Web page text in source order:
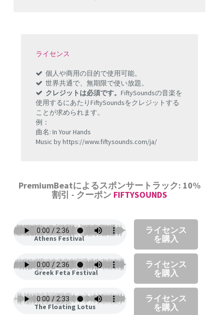
ライセンス
個人や商用の目的で使用可能。
世界共通で、無期限で使い放題。
クレジットは必須です。 FiftySoundsの音楽を
使用するにあたりFiftySoundsをクレジットする
ことが求められます。
例：
曲名: In Your Hands
Music by https://www.fiftysounds.com/ja/
PremiumBeatによるスポンサートラック: 10%
割引 - クーポン FIFTYSOUNDS
Athens Festival
ライセンス
を購入
Greek Feta Festival
ライセンス
を購入
The Floating Lotus
ライセンス
を購入